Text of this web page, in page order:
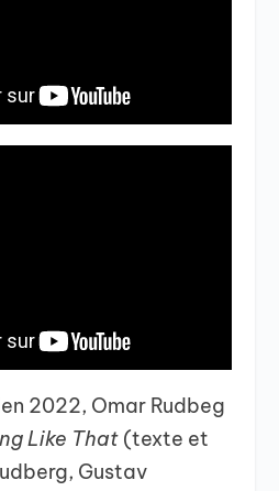
2022, Omar Rudbeg
Like That (texte et
Gustav